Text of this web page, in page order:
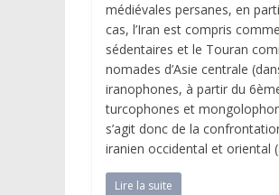
médiévales persanes, en
cas, l’Iran est compris
sédentaires et le Touran
nomades d’Asie centrale
iranophones, à partir du
turcophones et
s’agit donc de la
iranien occidental et oriental
Lire la suite